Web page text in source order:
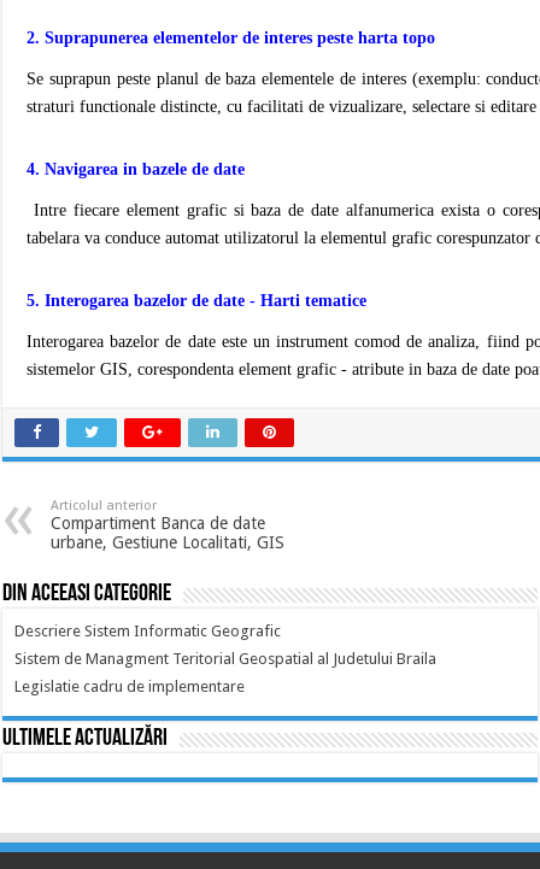
2. Suprapunerea elementelor de interes peste harta topo
Se suprapun peste planul de baza elementele de interes (exemplu:
straturi functionale distincte, cu facilitati de vizualizare, selectare si
4. Navigarea in bazele de date
Intre fiecare element grafic si baza de date alfanumerica exista o
tabelara va conduce automat utilizatorul la elementul grafic corespunzator
5. Interogarea bazelor de date - Harti tematice
Interogarea bazelor de date este un instrument comod de analiza, fiind
sistemelor GIS, corespondenta element grafic - atribute in baza de date
Articolul anterior
Compartiment Banca de date
urbane, Gestiune Localitati, GIS
Din aceeasi categorie
Descriere Sistem Informatic Geografic
Sistem de Managment Teritorial Geospatial al Judetului Braila
Legislatie cadru de implementare
Ultimele actualizări